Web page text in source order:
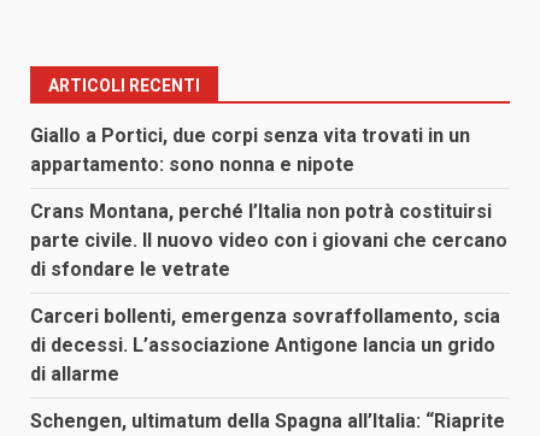
ARTICOLI RECENTI
Giallo a Portici, due corpi senza vita trovati in un
appartamento: sono nonna e nipote
Crans Montana, perché l’Italia non potrà costituirsi
parte civile. Il nuovo video con i giovani che cercano
di sfondare le vetrate
Carceri bollenti, emergenza sovraffollamento, scia
di decessi. L’associazione Antigone lancia un grido
di allarme
Schengen, ultimatum della Spagna all’Italia: “Riaprite